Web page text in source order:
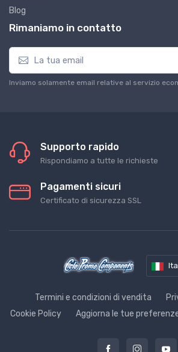
Blog
Rimaniamo in contatto
Inviamo solamente email relative al servizio
Supporto rapido
Rispondiamo a tutte le richieste
Pagamenti sicuri
Certificato di sicurezza SSL
Termini e condizioni di vendita
Cookie Policy
Aggiorna le tue